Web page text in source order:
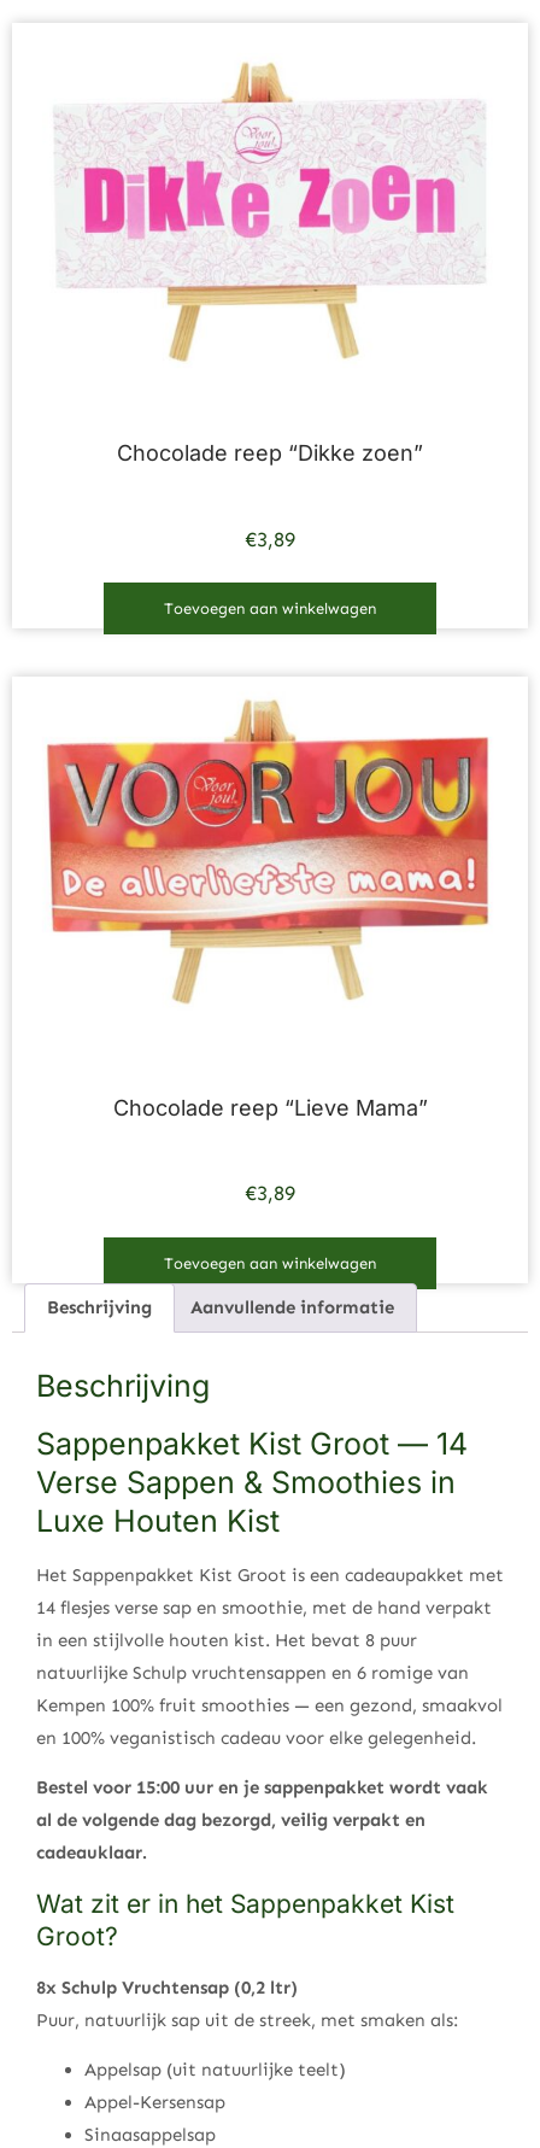
Chocolade reep “Dikke zoen”
€3,89
Toevoegen aan winkelwagen
Chocolade reep “Lieve Mama”
€3,89
Toevoegen aan winkelwagen
Beschrijving Aanvullende informatie
Beschrijving
Sappenpakket Kist Groot — 14
Verse Sappen & Smoothies in
Luxe Houten Kist
Het Sappenpakket Kist Groot is een cadeaupakket met
14 flesjes verse sap en smoothie, met de hand verpakt
in een stijlvolle houten kist. Het bevat 8 puur
natuurlijke Schulp vruchtensappen en 6 romige van
Kempen 100% fruit smoothies — een gezond, smaakvol
en 100% veganistisch cadeau voor elke gelegenheid.
Bestel voor 15:00 uur en je sappenpakket wordt vaak
al de volgende dag bezorgd, veilig verpakt en
cadeauklaar.
Wat zit er in het Sappenpakket Kist
Groot?
8x Schulp Vruchtensap (0,2 ltr)
Puur, natuurlijk sap uit de streek, met smaken als:
Appelsap (uit natuurlijke teelt)
Appel-Kersensap
Sinaasappelsap